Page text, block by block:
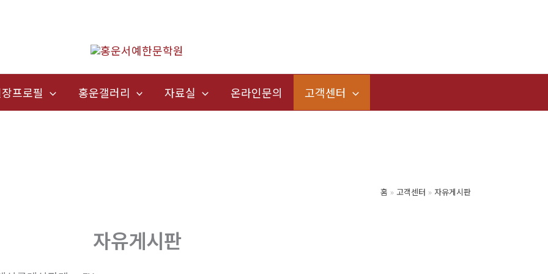
프로필 홍운갤러리 자료실 온라인문의 고객센터
홈 고객센터 자유게시판
자유게시판